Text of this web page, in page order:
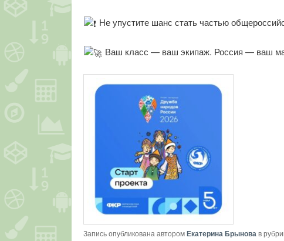
Не упустите шанс стать частью
Ваш класс — ваш экипаж. Россия — ваш
Запись опубликована авторомЕкатерина Брыновав